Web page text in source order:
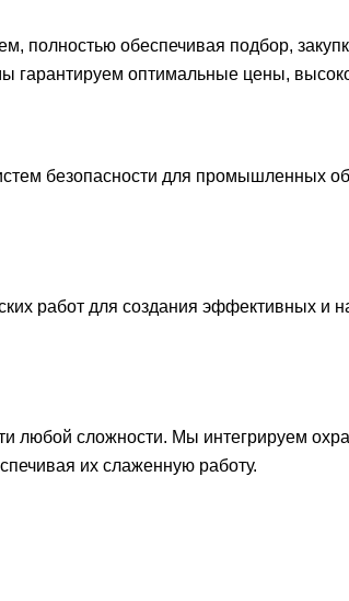
обеспечивая подбор,
гарантируем оптимальные цены,
безопасности для промышленных
работ для создания эффективных и
любой сложности. Мы интегрируем
их слаженную работу.